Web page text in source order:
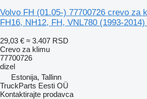
Volvo FH (01.05-) 77700726 crevo za
FH16, NH12, FH, VNL780 (1993-
29,03 € ≈ 3.407 RSD
Crevo za klimu
77700726
dizel
Estonija, Tallinn
TruckParts Eesti OÜ
Kontaktirajte prodavca